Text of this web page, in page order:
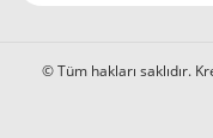
© Tüm hakları saklıdır.